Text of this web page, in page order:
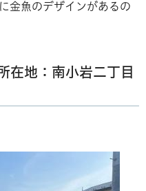
金魚のデザインがあるの
在地：南小岩二丁目